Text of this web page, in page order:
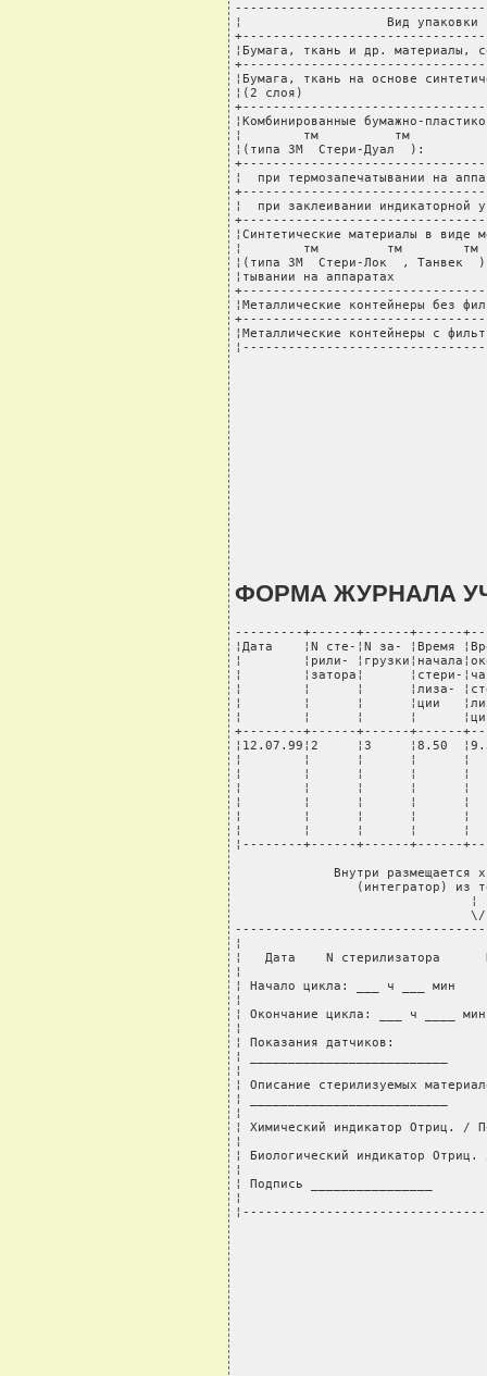
¦                   Вид упаковки
¦Бумага, ткань и др. материалы,
¦Бумага, ткань на основе
¦(2 слоя)
¦Комбинированные бумажно-
¦        тм          тм
¦(типа 3М  Стери-Дуал
¦  при термозапечатывании на
¦  при заклеивании
¦Синтетические материалы в
¦        тм         тм
¦(типа 3М  Стери-Лок  ,
¦тывании на аппаратах
¦Металлические контейнеры
¦Металлические контейнеры с
ФОРМА ЖУРНАЛА
---------+------+------+------
¦Дата    ¦N сте-¦N за- ¦Время
¦        ¦рили-
¦        ¦затора¦      ¦стери-
¦        ¦      ¦      ¦лиза-
¦        ¦      ¦      ¦ции
¦        ¦      ¦      ¦
+--------+------+------+------
¦12.07.99¦2     ¦3     ¦8.50
¦        ¦      ¦      ¦      ¦
¦        ¦      ¦      ¦      ¦
¦        ¦      ¦      ¦      ¦
¦        ¦      ¦      ¦      ¦
¦        ¦      ¦      ¦      ¦
¦        ¦      ¦      ¦      ¦
¦--------+------+------+------
Внутри размещается
(интегратор) из
                               ¦
                               \/
¦
¦   Дата    N стерилизатора
¦
¦ Начало цикла: ___ ч ___ мин
¦                                      ¦
¦ Окончание цикла: ___ ч
¦
¦ Показания датчиков:
¦
¦
¦ Описание стерилизуемых
¦
¦
¦ Химический индикатор
¦
¦ Биологический индикатор
¦
¦ Подпись
¦